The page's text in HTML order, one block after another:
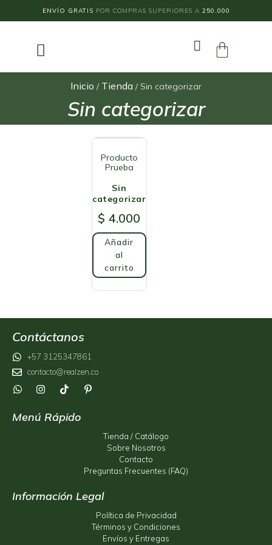
ENVÍO GRATIS POR COMPRAS SUPERIORES A 250.000
Inicio / Tienda / Sin categorizar
Sin categorizar
Producto
Prueba
Sin
categorizar
$ 4.000
Añadir
al
carrito
Contáctanos
+57 3125347861
contacto@realzen.co
Menú Rápido
Tienda / Catálogo
Sobre Nosotros
Contacto
Preguntas Frecuentes (FAQ)
Información Legal
Política de Privacidad
Términos y Condiciones
Envíos y Entregas